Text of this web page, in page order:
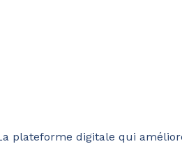
plateforme digitale qui